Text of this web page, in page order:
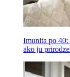
Imunita po 40:
ako ju